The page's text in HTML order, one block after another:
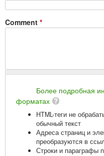
Comment *
Более подробная
форматах
HTML-теги не
обычный текст
Адреса страниц и
преобразуются в
Строки и параграфы